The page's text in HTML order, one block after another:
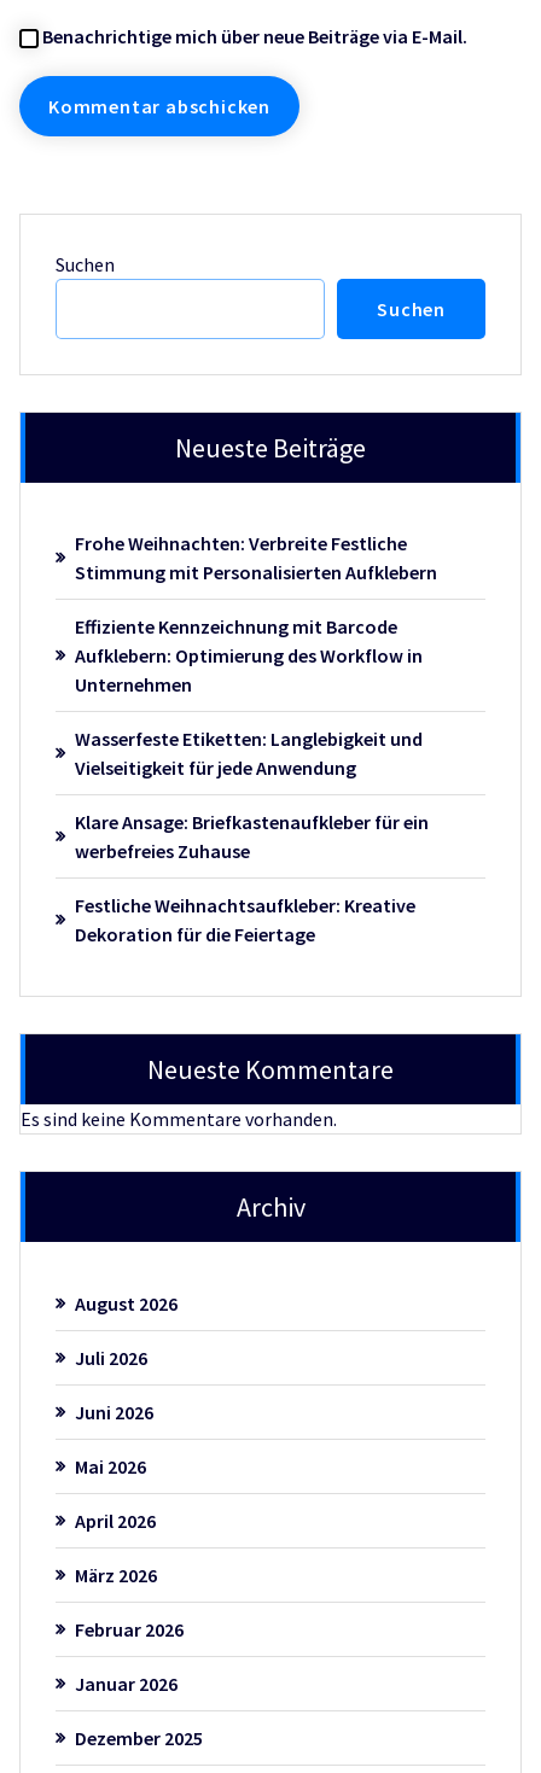
Benachrichtige mich über neue Beiträge via E-Mail.
Suchen
Suchen
Neueste Beiträge
Frohe Weihnachten: Verbreite Festliche
Stimmung mit Personalisierten Aufklebern
Effiziente Kennzeichnung mit Barcode
Aufklebern: Optimierung des Workflow in
Unternehmen
Wasserfeste Etiketten: Langlebigkeit und
Vielseitigkeit für jede Anwendung
Klare Ansage: Briefkastenaufkleber für ein
werbefreies Zuhause
Festliche Weihnachtsaufkleber: Kreative
Dekoration für die Feiertage
Neueste Kommentare
Es sind keine Kommentare vorhanden.
Archiv
August 2026
Juli 2026
Juni 2026
Mai 2026
April 2026
März 2026
Februar 2026
Januar 2026
Dezember 2025